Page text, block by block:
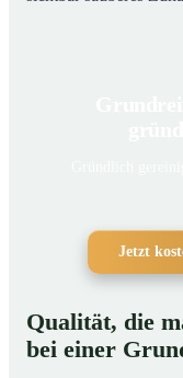
Jetzt
Qualität, die
bei einer